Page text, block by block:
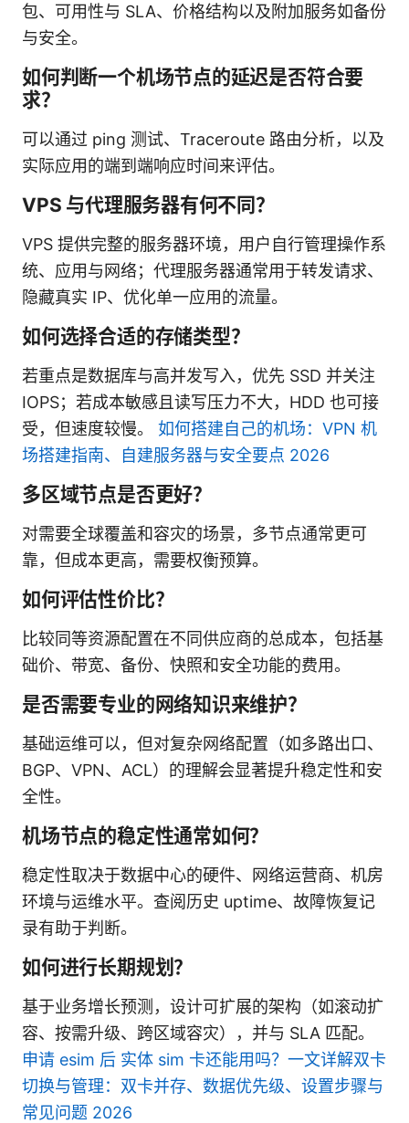
包、可用性与 SLA、价格结构以及附加服务如备份
与安全。
如何判断一个机场节点的延迟是否符合要
求？
可以通过 ping 测试、Traceroute 路由分析，以及
实际应用的端到端响应时间来评估。
VPS 与代理服务器有何不同？
VPS 提供完整的服务器环境，用户自行管理操作系
统、应用与网络；代理服务器通常用于转发请求、
隐藏真实 IP、优化单一应用的流量。
如何选择合适的存储类型？
若重点是数据库与高并发写入，优先 SSD 并关注
IOPS；若成本敏感且读写压力不大，HDD 也可接
受，但速度较慢。 如何搭建自己的机场：VPN 机
场搭建指南、自建服务器与安全要点 2026
多区域节点是否更好？
对需要全球覆盖和容灾的场景，多节点通常更可
靠，但成本更高，需要权衡预算。
如何评估性价比？
比较同等资源配置在不同供应商的总成本，包括基
础价、带宽、备份、快照和安全功能的费用。
是否需要专业的网络知识来维护？
基础运维可以，但对复杂网络配置（如多路出口、
BGP、VPN、ACL）的理解会显著提升稳定性和安
全性。
机场节点的稳定性通常如何？
稳定性取决于数据中心的硬件、网络运营商、机房
环境与运维水平。查阅历史 uptime、故障恢复记
录有助于判断。
如何进行长期规划？
基于业务增长预测，设计可扩展的架构（如滚动扩
容、按需升级、跨区域容灾），并与 SLA 匹配。
申请 esim 后 实体 sim 卡还能用吗？一文详解双卡
切换与管理：双卡并存、数据优先级、设置步骤与
常见问题 2026